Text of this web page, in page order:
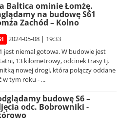
Baltica ominie Łomżę.
na budowę S61
Zachód – Kolno
2024-05-08 | 19:33
jest niemal gotowa. W budowie jest
13 kilometrowy, odcinek trasy tj.
nowej drogi, która połączy oddane
w tym roku - ...
budowę S6 –
odc. Bobrowniki -